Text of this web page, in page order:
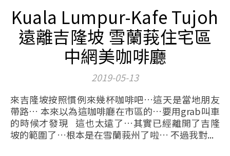
Kuala Lumpur-Kafe Tujoh
遠離吉隆坡 雪蘭莪住宅區
中網美咖啡廳
2019-05-13
來吉隆坡按照慣例來幾杯咖啡吧…這天是當地朋友
帶路… 本來以為這咖啡廳在市區的…要用grab叫車
的時候才發現 這也太遠了…其實已經離開了吉隆
坡的範圍了…根本是在雪蘭莪州了啦… 不過我對...